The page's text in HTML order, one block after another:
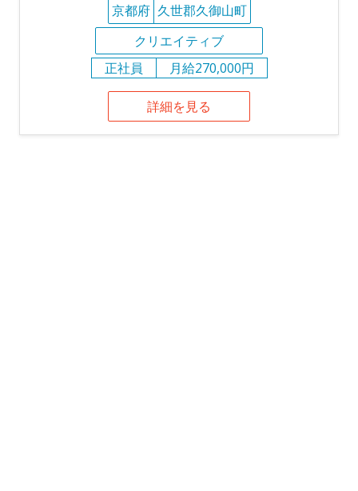
京都府 久世郡久御山町
クリエイティブ
正社員
月給270,000円
詳細を見る